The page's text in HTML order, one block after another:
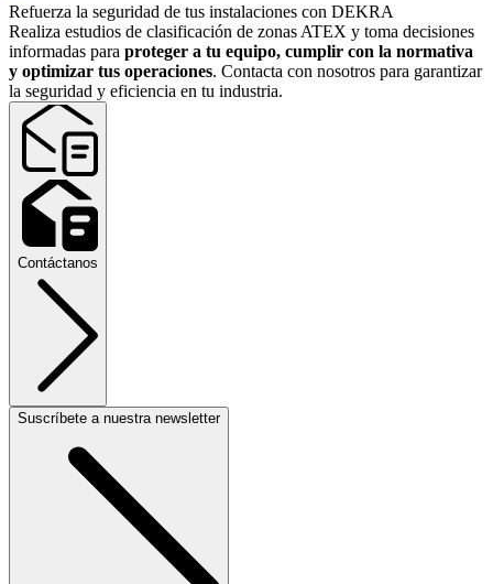
Refuerza la seguridad de tus instalaciones con DEKRA
Realiza estudios de clasificación de zonas ATEX y toma decisiones
informadas para proteger a tu equipo, cumplir con la normativa
y optimizar tus operaciones. Contacta con nosotros para garantizar
la seguridad y eficiencia en tu industria.
Contáctanos
Suscríbete a nuestra newsletter